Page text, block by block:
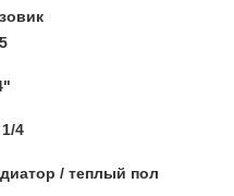
4
/ теплый пол